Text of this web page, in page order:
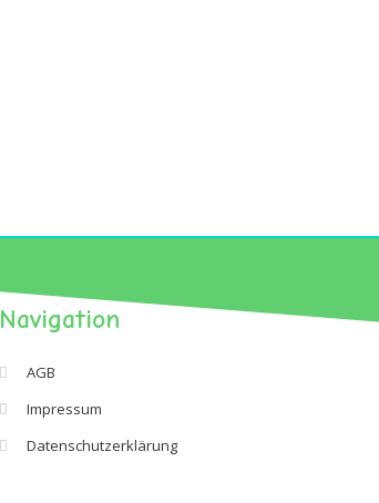
Navigation
AGB
Impressum
Datenschutzerklärung